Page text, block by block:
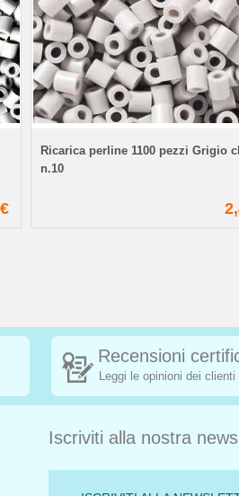
Ricarica perline 1100 pezzi Grigio
n.10
Recensioni
Leggi le opinioni dei clienti
Iscriviti alla nostra